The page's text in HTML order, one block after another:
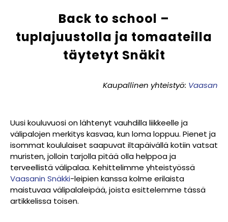
Back to school –
tuplajuustolla ja tomaateilla
täytetyt Snäkit
Kaupallinen yhteistyö: Vaasan
Uusi kouluvuosi on lähtenyt vauhdilla liikkeelle ja
välipalojen merkitys kasvaa, kun loma loppuu. Pienet ja
isommat koululaiset saapuvat iltapäivällä kotiin vatsat
muristen, jolloin tarjolla pitää olla helppoa ja
terveellistä välipalaa. Kehittelimme yhteistyössä
Vaasanin Snäkki-leipien kanssa kolme erilaista
maistuvaa välipalaleipää, joista esittelemme tässä
artikkelissa toisen.